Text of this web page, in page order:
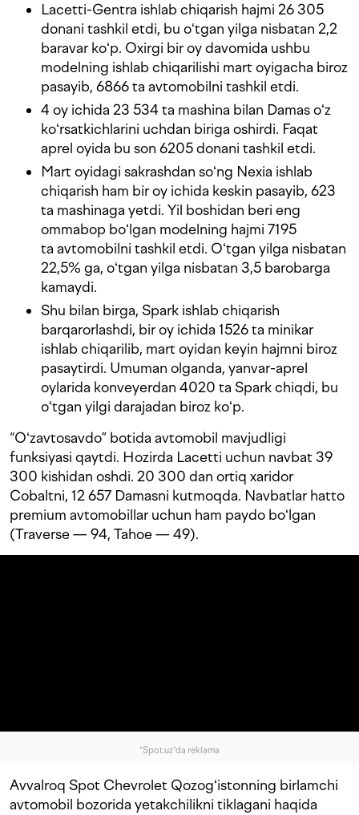
Lacetti-Gentra ishlab chiqarish hajmi 26 305
donani tashkil etdi, bu oʻtgan yilga nisbatan 2,2
baravar koʻp. Oxirgi bir oy davomida ushbu
modelning ishlab chiqarilishi mart oyigacha biroz
pasayib, 6866 ta avtomobilni tashkil etdi.
4 oy ichida 23 534 ta mashina bilan Damas oʻz
koʻrsatkichlarini uchdan biriga oshirdi. Faqat
aprel oyida bu son 6205 donani tashkil etdi.
Mart oyidagi sakrashdan soʻng Nexia ishlab
chiqarish ham bir oy ichida keskin pasayib, 623
ta mashinaga yetdi. Yil boshidan beri eng
ommabop boʻlgan modelning hajmi 7195
ta avtomobilni tashkil etdi. Oʻtgan yilga nisbatan
22,5% ga, oʻtgan yilga nisbatan 3,5 barobarga
kamaydi.
Shu bilan birga, Spark ishlab chiqarish
barqarorlashdi, bir oy ichida 1526 ta minikar
ishlab chiqarilib, mart oyidan keyin hajmni biroz
pasaytirdi. Umuman olganda, yanvar-aprel
oylarida konveyerdan 4020 ta Spark chiqdi, bu
oʻtgan yilgi darajadan biroz koʻp.
“Oʻzavtosavdo” botida avtomobil mavjudligi
funksiyasi qaytdi. Hozirda Lacetti uchun navbat 39
300 kishidan oshdi. 20 300 dan ortiq xaridor
Cobaltni, 12 657 Damasni kutmoqda. Navbatlar hatto
premium avtomobillar uchun ham paydo boʻlgan
(Traverse — 94, Tahoe — 49).
"Spot.uz"da reklama
Avvalroq Spot Chevrolet Qozogʻistonning birlamchi
avtomobil bozorida yetakchilikni tiklagani haqida